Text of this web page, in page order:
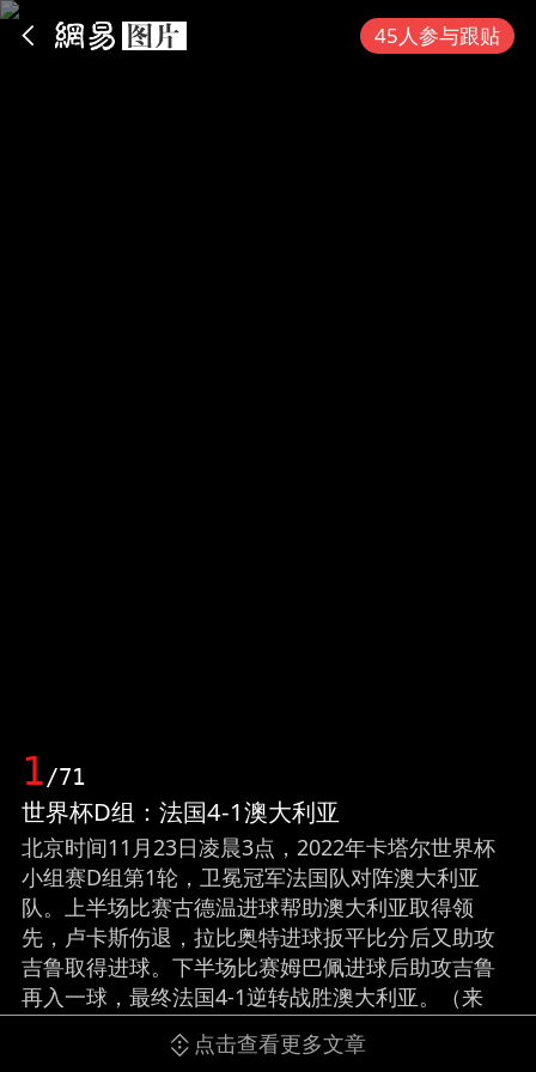
45人参与跟贴
1/71
世界杯D组：法国4-1澳大利亚
北京时间11月23日凌晨3点，2022年卡塔尔世界杯
小组赛D组第1轮，卫冕冠军法国队对阵澳大利亚
队。上半场比赛古德温进球帮助澳大利亚取得领
先，卢卡斯伤退，拉比奥特进球扳平比分后又助攻
吉鲁取得进球。下半场比赛姆巴佩进球后助攻吉鲁
再入一球，最终法国4-1逆转战胜澳大利亚。（来
点击查看更多文章
App内打开